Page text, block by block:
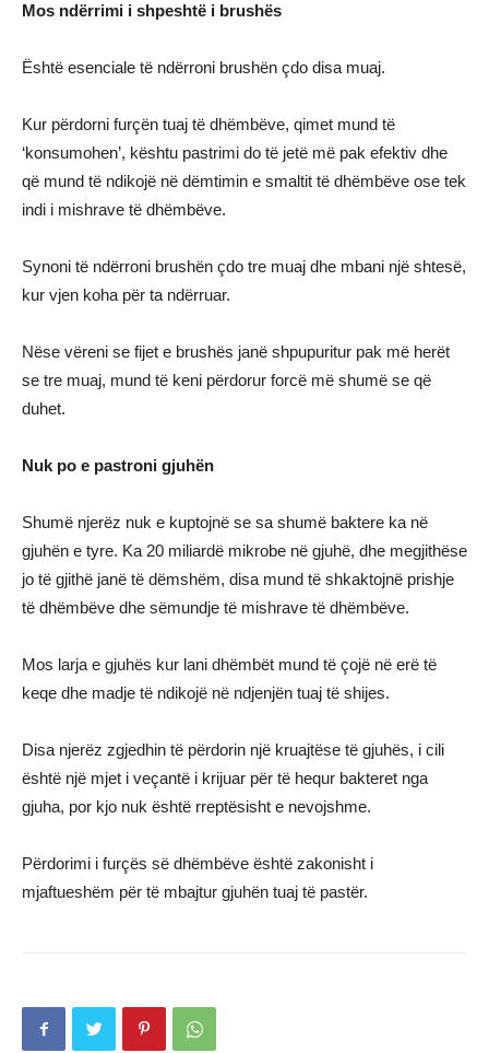
Mos ndërrimi i shpeshtë i brushës
Është esenciale të ndërroni brushën çdo disa muaj.
Kur përdorni furçën tuaj të dhëmbëve, qimet mund të
‘konsumohen’, kështu pastrimi do të jetë më pak efektiv dhe
që mund të ndikojë në dëmtimin e smaltit të dhëmbëve ose tek
indi i mishrave të dhëmbëve.
Synoni të ndërroni brushën çdo tre muaj dhe mbani një shtesë,
kur vjen koha për ta ndërruar.
Nëse vëreni se fijet e brushës janë shpupuritur pak më herët
se tre muaj, mund të keni përdorur forcë më shumë se që
duhet.
Nuk po e pastroni gjuhën
Shumë njerëz nuk e kuptojnë se sa shumë baktere ka në
gjuhën e tyre. Ka 20 miliardë mikrobe në gjuhë, dhe megjithëse
jo të gjithë janë të dëmshëm, disa mund të shkaktojnë prishje
të dhëmbëve dhe sëmundje të mishrave të dhëmbëve.
Mos larja e gjuhës kur lani dhëmbët mund të çojë në erë të
keqe dhe madje të ndikojë në ndjenjën tuaj të shijes.
Disa njerëz zgjedhin të përdorin një kruajtëse të gjuhës, i cili
është një mjet i veçantë i krijuar për të hequr bakteret nga
gjuha, por kjo nuk është rreptësisht e nevojshme.
Përdorimi i furçës së dhëmbëve është zakonisht i
mjaftueshëm për të mbajtur gjuhën tuaj të pastër.